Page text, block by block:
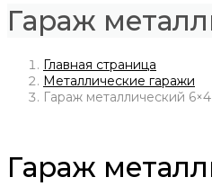
Гараж
Главная страница
Металлические гаражи
Гараж металлический 6×4
Гараж